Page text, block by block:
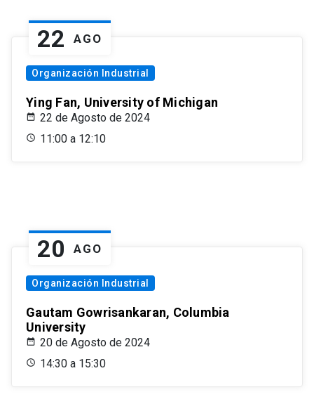
22 AGO
Organización Industrial
Ying Fan, University of Michigan
22 de Agosto de 2024
11:00 a 12:10
20 AGO
Organización Industrial
Gautam Gowrisankaran, Columbia
University
20 de Agosto de 2024
14:30 a 15:30